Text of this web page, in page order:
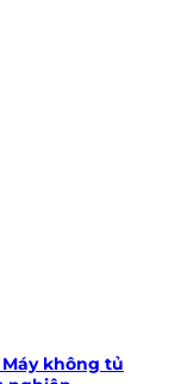
không tủ